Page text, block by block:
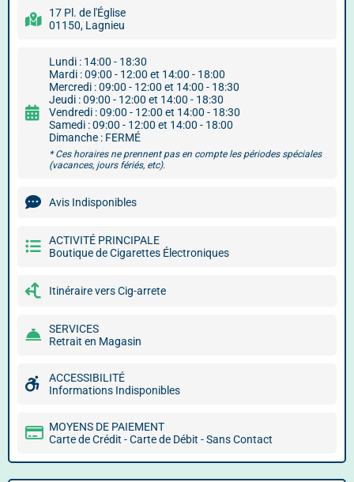
17 Pl. de l'Église
01150, Lagnieu
Lundi : 14:00 - 18:30
Mardi : 09:00 - 12:00 et 14:00 - 18:00
Mercredi : 09:00 - 12:00 et 14:00 - 18:30
Jeudi : 09:00 - 12:00 et 14:00 - 18:30
Vendredi : 09:00 - 12:00 et 14:00 - 18:30
Samedi : 09:00 - 12:00 et 14:00 - 18:00
Dimanche : FERMÉ
* Ces horaires ne prennent pas en compte les périodes spéciales
(vacances, jours fériés, etc).
Avis Indisponibles
ACTIVITÉ PRINCIPALE
Boutique de Cigarettes Électroniques
Itinéraire vers Cig-arrete
SERVICES
Retrait en Magasin
ACCESSIBILITÉ
Informations Indisponibles
MOYENS DE PAIEMENT
Carte de Crédit - Carte de Débit - Sans Contact